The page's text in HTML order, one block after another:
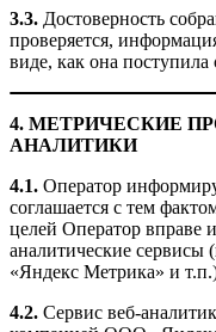
3.3. Достоверность
проверяется,
виде, как она поступила
4. МЕТРИЧЕСКИЕ
АНАЛИТИКИ
4.1. Оператор
соглашается с тем
целей Оператор вправе
аналитические сервисы
«Яндекс Метрика» и
4.2. Сервис веб-